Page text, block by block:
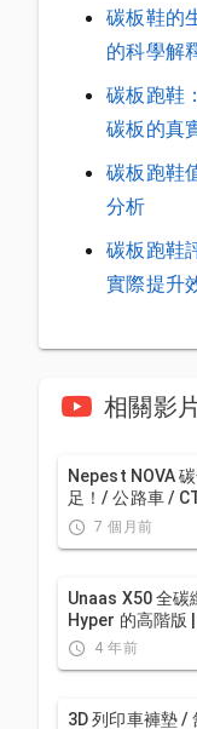
碳板鞋的
的科學解
碳板跑鞋
碳板的真
碳板跑鞋
分析
碳板跑鞋
實際提升
相關影
Nepest NOVA
足！/ 公路車 /
7 個月前
Unaas X50 全碳
Hyper 的高階版 | 板
大師一起親測!
4 年前
3D 列印車褲墊 / 舒適改善？ /